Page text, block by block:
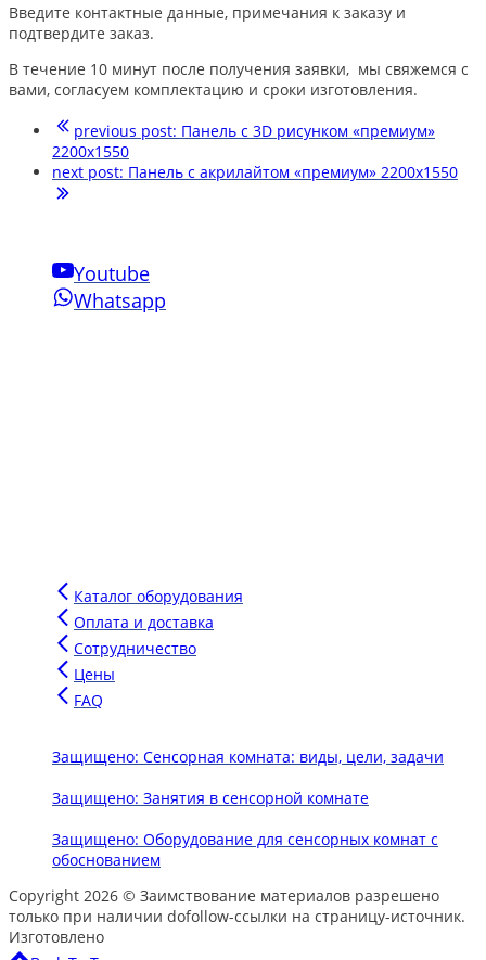
Введите контактные данные, примечания к заказу и
подтвердите заказ.
В течение 10 минут после получения заявки, мы свяжемся с
вами, согласуем комплектацию и сроки изготовления.
previous post: Панель с 3D рисунком «премиум»
2200х1550
next post: Панель с акрилайтом «премиум» 2200х1550
Youtube
Whatsapp
Каталог оборудования
Оплата и доставка
Сотрудничество
Цены
FAQ
Защищено: Сенсорная комната: виды, цели, задачи
Защищено: Занятия в сенсорной комнате
Защищено: Оборудование для сенсорных комнат с
обоснованием
Copyright 2026 © Заимствование материалов разрешено
только при наличии dofollow-ссылки на страницу-источник.
Изготовлено